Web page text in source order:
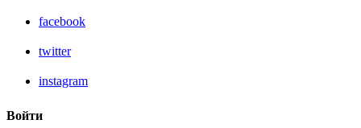
facebook
twitter
instagram
Войти